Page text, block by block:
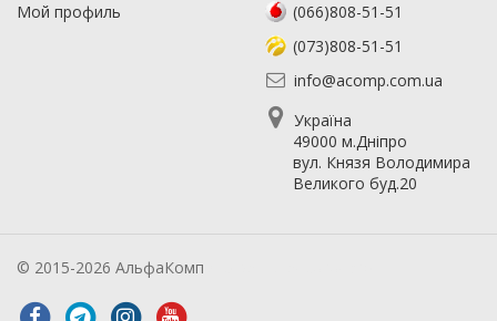
Мой профиль
(066)808-51-51
(073)808-51-51
info@acomp.com.ua
Україна
49000 м.Дніпро
вул. Князя Володимира
Великого буд.20
© 2015-2026 АльфаКомп